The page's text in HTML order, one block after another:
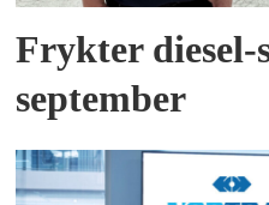
Frykter diesel-
september